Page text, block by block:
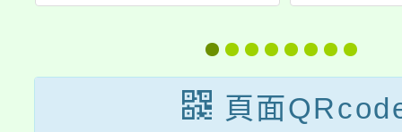
沉浸
術語
頁面